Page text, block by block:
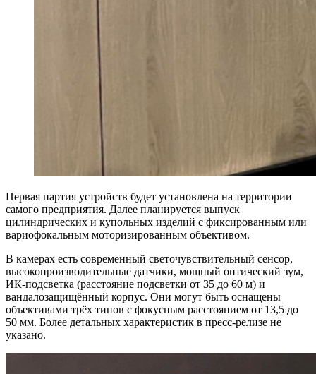
Первая партия устройств будет установлена на территории
самого предприятия. Далее планируется выпуск
цилиндрических и купольных изделий с фиксированным или
вариофокальным моторизированным объективом.
В камерах есть современный светочувствительный сенсор,
высокопроизводительные датчики, мощный оптический зум,
ИК-подсветка (расстояние подсветки от 35 до 60 м) и
вандалозащищённый корпус. Они могут быть оснащены
объективами трёх типов с фокусным расстоянием от 13,5 до
50 мм. Более детальных характеристик в пресс-релизе не
указано.